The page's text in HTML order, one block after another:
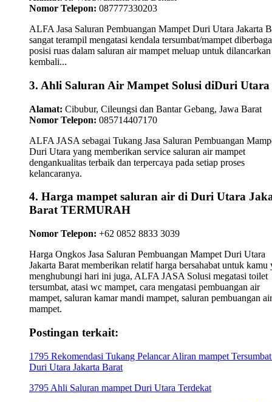
Nomor Telepon: 087777330203
ALFA Jasa Saluran Pembuangan Mampet Duri Utara Jakarta
sangat terampil mengatasi kendala tersumbat/mampet
posisi ruas dalam saluran air mampet meluap untuk dilancarkan
kembali...
3. Ahli Saluran Air Mampet Solusi diDuri Utara
Alamat: Cibubur, Cileungsi dan Bantar Gebang, Jawa Barat
Nomor Telepon: 085714407170
ALFA JASA sebagai Tukang Jasa Saluran Pembuangan
Duri Utara yang memberikan service saluran air mampet
dengankualitas terbaik dan terpercaya pada setiap proses
kelancaranya.
4. Harga mampet saluran air di Duri Utara
Barat TERMURAH
Nomor Telepon: +62 0852 8833 3039
Harga Ongkos Jasa Saluran Pembuangan Mampet Duri Utara
Jakarta Barat memberikan relatif harga bersahabat untuk kamu
menghubungi hari ini juga, ALFA JASA Solusi megatasi toilet
tersumbat, atasi wc mampet, cara mengatasi pembuangan air
mampet, saluran kamar mandi mampet, saluran pembuangan air
mampet.
Postingan terkait:
1795 Rekomendasi Tukang Pelancar Aliran mampet
Duri Utara Jakarta Barat
3795 Ahli Saluran mampet Duri Utara Terdekat